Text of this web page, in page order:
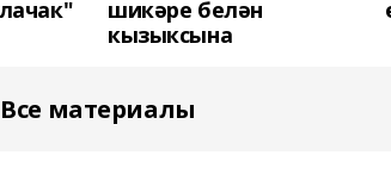
шикәре белән
кызыксына
Все материалы